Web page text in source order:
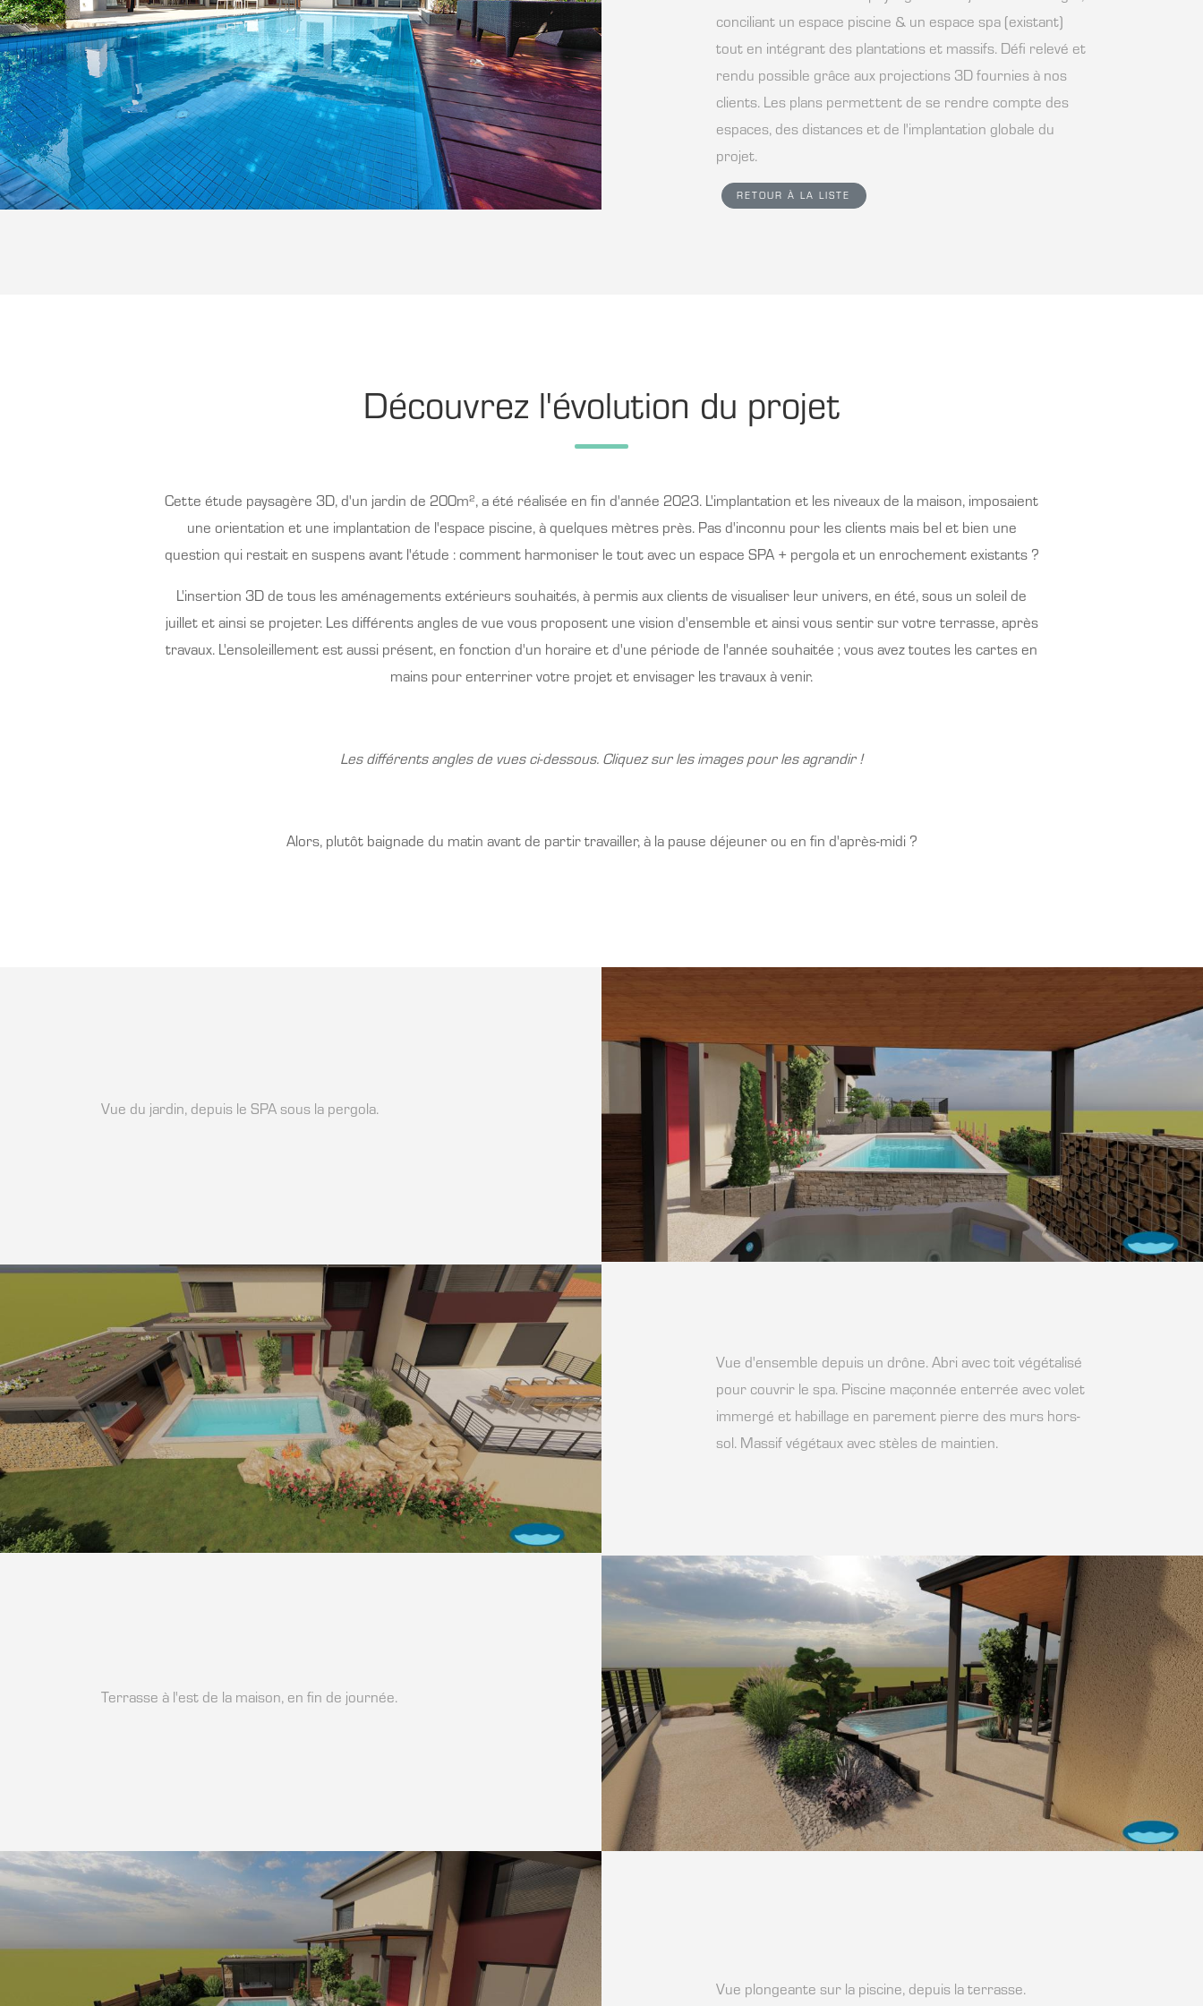
conciliant un espace piscine & un espace spa (existant)
tout en intégrant des plantations et massifs. Défi relevé et
rendu possible grâce aux projections 3D fournies à nos
clients. Les plans permettent de se rendre compte des
espaces, des distances et de l'implantation globale du
projet.
RETOUR À LA LISTE
Découvrez l'évolution du projet
Cette étude paysagère 3D, d'un jardin de 200m², a été réalisée en fin d'année 2023. L'implantation et les niveaux de la maison, imposaient
une orientation et une implantation de l'espace piscine, à quelques mètres près. Pas d'inconnu pour les clients mais bel et bien une
question qui restait en suspens avant l'étude : comment harmoniser le tout avec un espace SPA + pergola et un enrochement existants ?
L'insertion 3D de tous les aménagements extérieurs souhaités, à permis aux clients de visualiser leur univers, en été, sous un soleil de
juillet et ainsi se projeter. Les différents angles de vue vous proposent une vision d'ensemble et ainsi vous sentir sur votre terrasse, après
travaux. L'ensoleillement est aussi présent, en fonction d'un horaire et d'une période de l'année souhaitée ; vous avez toutes les cartes en
mains pour enterriner votre projet et envisager les travaux à venir.
Les différents angles de vues ci-dessous. Cliquez sur les images pour les agrandir !
Alors, plutôt baignade du matin avant de partir travailler, à la pause déjeuner ou en fin d'après-midi ?
Vue du jardin, depuis le SPA sous la pergola.
Vue d'ensemble depuis un drône. Abri avec toit végétalisé
pour couvrir le spa. Piscine maçonnée enterrée avec volet
immergé et habillage en parement pierre des murs hors-
sol. Massif végétaux avec stèles de maintien.
Terrasse à l'est de la maison, en fin de journée.
Vue plongeante sur la piscine, depuis la terrasse.